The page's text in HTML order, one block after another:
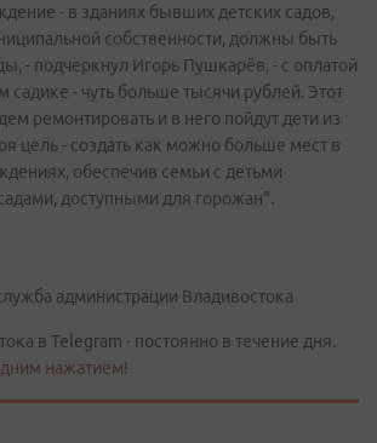
- в зданиях бывших детских садов,
собственности, должны быть
- подчеркнул Игорь Пушкарёв, - с оплатой
- чуть больше тысячи рублей. Этот
ремонтировать и в него пойдут дети из
цель - создать как можно больше мест в
обеспечив семьи с детьми
доступными для горожан".
администрации Владивостока
в Telegram - постоянно в течение дня.
нажатием!